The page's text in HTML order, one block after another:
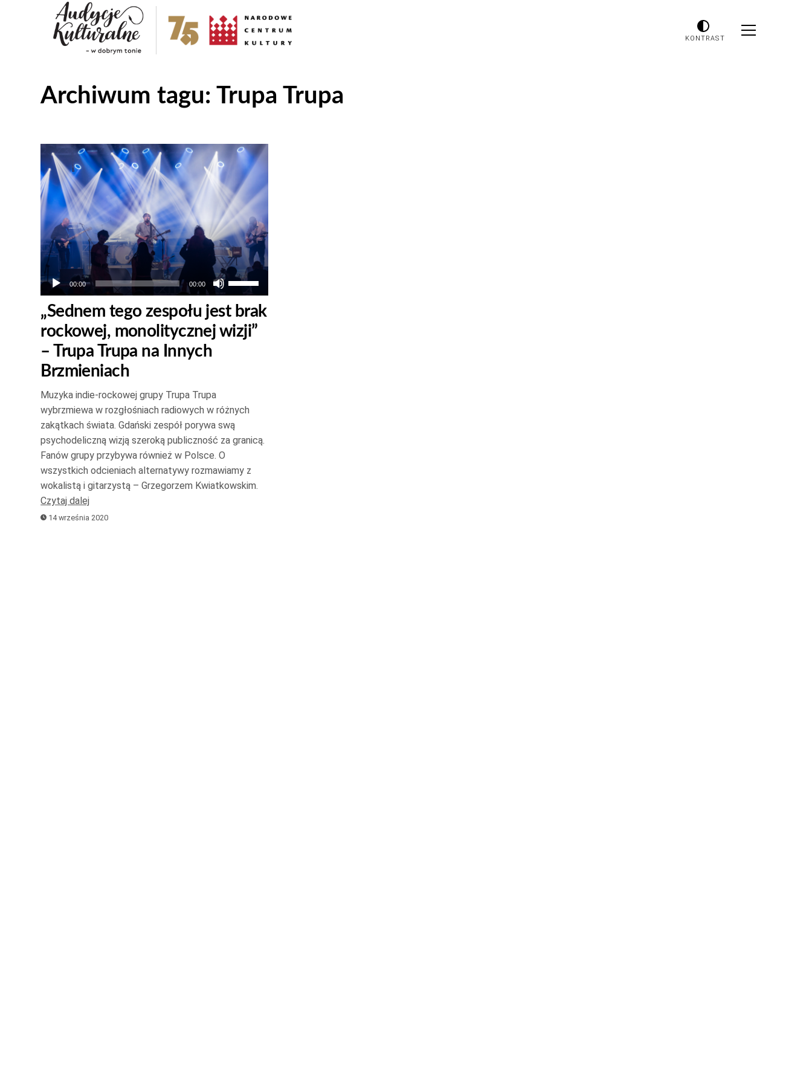
KONTRAST
Archiwum tagu:Trupa Trupa
Odtwarzacz
plików
dźwiękowych
00:00 00:00
Używaj
strzałek
do
góry
zwiększyć
lub
zmniejszyć
„Sednem tego zespołu jest brak
rockowej, monolitycznej wizji”
– Trupa Trupa na Innych
Brzmieniach
Muzyka indie-rockowej grupy Trupa Trupa
wybrzmiewa w rozgłośniach radiowych w różnych
zakątkach świata. Gdański zespół porywa swą
psychodeliczną wizją szeroką publiczność za granicą.
Fanów grupy przybywa również w Polsce. O
wszystkich odcieniach alternatywy rozmawiamy z
wokalistą i gitarzystą – Grzegorzem Kwiatkowskim.
Czytaj dalej
14 września 2020